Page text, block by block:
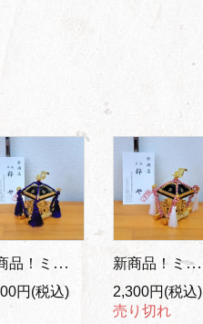
新商品！ミニ神輿 置物/紫紐
円(税込)
新商品！ミニ神輿 置物/紅白紐
2,300円(税込)
売り切れ